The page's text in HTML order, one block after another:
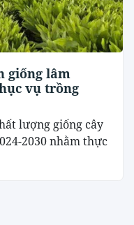
giống lâm
vụ trồng
lượng giống cây
2030 nhằm thực